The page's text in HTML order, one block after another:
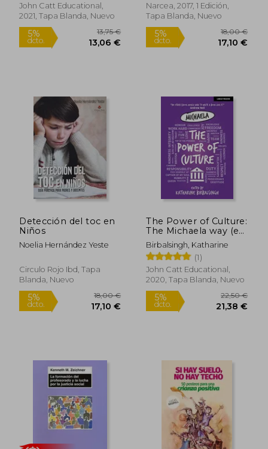
John Catt Educational,
2021, Tapa Blanda, Nuevo
dcto. 13,06 €
Narcea, 2017, 1 Edición,
Tapa Blanda, Nuevo
dcto.
Rápido
Detección del toc en
Niños
Noelia Hernández Yeste
Circulo Rojo Ibd, Tapa
Blanda, Nuevo
The Power of Culture:
The Michaela way (en
Inglés)
Birbalsingh, Katharine
(1)
John Catt Educational,
2020, Tapa Blanda, Nuevo